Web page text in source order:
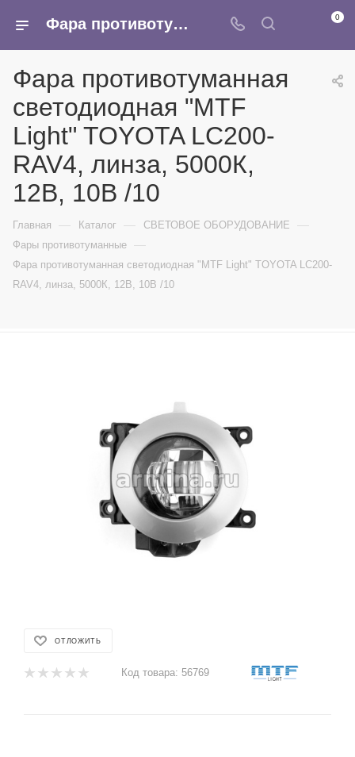
Фара противотуманная светодиодная "MTF Light" TOYOTA LC200-RAV4, линза, 5000К, 12В, 10В /10 - купить в интернет-магазине Армина 0
Фара противотуманная
светодиодная "MTF
Light" TOYOTA LC200-
RAV4, линза, 5000К,
12В, 10В /10
Главная — Каталог — СВЕТОВОЕ ОБОРУДОВАНИЕ —
Фары противотуманные —
Фара противотуманная светодиодная "MTF Light" TOYOTA LC200-
RAV4, линза, 5000К, 12В, 10В /10
ОТЛОЖИТЬ
Код товара: 56769